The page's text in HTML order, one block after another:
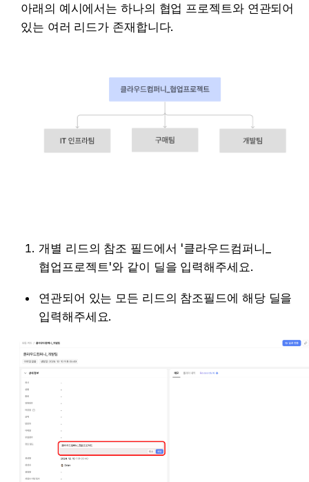
아래의 예시에서는 하나의 협업 프로젝트와 연관되어
있는 여러 리드가 존재합니다.
개별 리드의 참조 필드에서 '클라우드컴퍼니_
협업프로젝트'와 같이 딜을 입력해주세요.
연관되어 있는 모든 리드의 참조필드에 해당 딜을
입력해주세요.